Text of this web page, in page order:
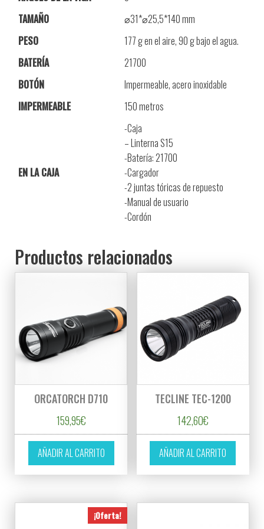
TAMAÑO
⌀31*⌀25,5*140 mm
PESO
177 g en el aire, 90 g bajo el agua.
BATERÍA
21700
BOTÓN
Impermeable, acero inoxidable
IMPERMEABLE
150 metros
EN LA CAJA
-Caja
– Linterna S15
-Batería: 21700
-Cargador
-2 juntas tóricas de repuesto
-Manual de usuario
-Cordón
Productos relacionados
ORCATORCH D710
159,95€
AÑADIR AL CARRITO
TECLINE TEC-1200
142,60€
AÑADIR AL CARRITO
¡Oferta!